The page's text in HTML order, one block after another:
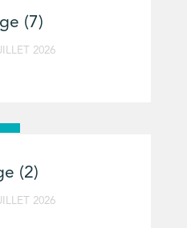
(7)
2026
(2)
2026